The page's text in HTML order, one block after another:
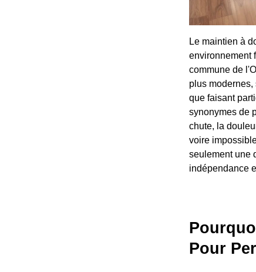
Le maintien à
environnement
commune de
plus
que faisant
synonymes de
chute, la
voire
seulement une
indépendance
Pour